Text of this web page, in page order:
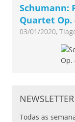
Schumann:
Quartet Op.
03/01/2020,
NEWSLETTER
Todas as